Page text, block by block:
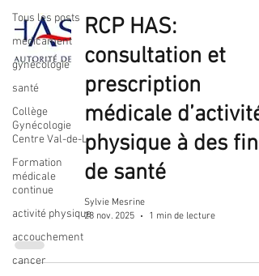
Tous les posts
médicament
gynécologie
santé
Collège
Gynécologie
Centre Val-de-L
Formation
médicale
continue
activité physique
accouchement
cancer
RCP HAS:
consultation et
prescription
médicale d’activité
physique à des fins
de santé
Sylvie Mesrine
28 nov. 2025
1 min de lecture